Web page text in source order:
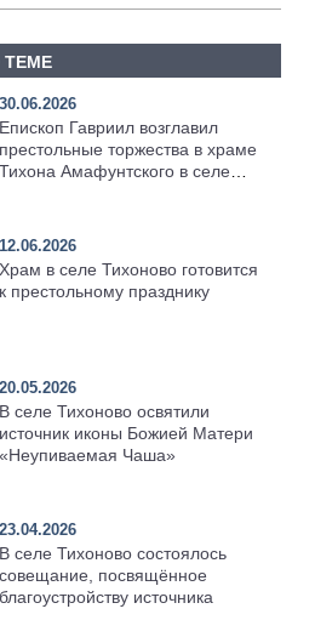
30.06.2026
Епископ Гавриил возглавил
престольные торжества в храме
Тихона Амафунтского в селе
12.06.2026
Храм в селе Тихоново готовится
к престольному празднику
20.05.2026
В селе Тихоново освятили
источник иконы Божией Матери
«Неупиваемая Чаша»
23.04.2026
В селе Тихоново состоялось
совещание, посвящённое
благоустройству источника